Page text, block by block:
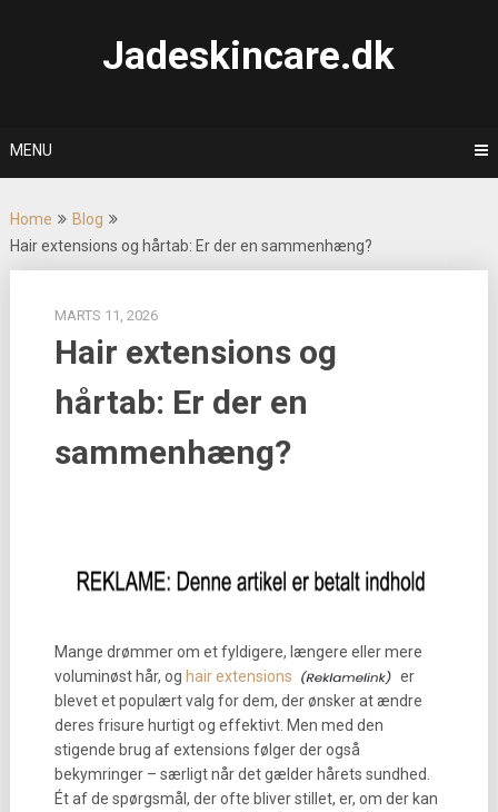
Jadeskincare.dk
MENU
Home
Blog
Hair extensions og hårtab: Er der en sammenhæng?
MARTS 11, 2026
Hair extensions og
hårtab: Er der en
sammenhæng?
Mange drømmer om et fyldigere, længere eller mere
voluminøst hår, og hair extensions
er
blevet et populært valg for dem, der ønsker at ændre
deres frisure hurtigt og effektivt. Men med den
stigende brug af extensions følger der også
bekymringer – særligt når det gælder hårets sundhed.
Ét af de spørgsmål, der ofte bliver stillet, er, om der kan